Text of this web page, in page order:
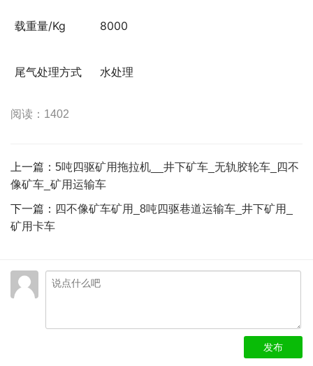
载重量/Kg 8000
尾气处理方式 水处理
阅读：1402
上一篇： 5吨四驱矿用拖拉机__井下矿车_无轨胶轮车_四不
像矿车_矿用运输车
下一篇： 四不像矿车矿用_8吨四驱巷道运输车_井下矿用_
矿用卡车
发布